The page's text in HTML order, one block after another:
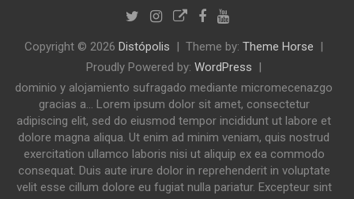
Copyright © 2026 Distópolis Theme by: Theme Horse
Proudly Powered by: WordPress
dominio y alojamiento sufragado mediante micromecenazgo
gracias a... Lorem ipsum dolor sit amet, consectetur
adipiscing elit, sed do eiusmod tempor incididunt ut labore et
dolore magna aliqua. Ut enim ad minim veniam, quis nostrud
exercitation ullamco laboris nisi ut aliquip ex ea commodo
consequat. Duis aute irure dolor in reprehenderit in voluptate
velit esse cillum dolore eu fugiat nulla pariatur. Excepteur sint